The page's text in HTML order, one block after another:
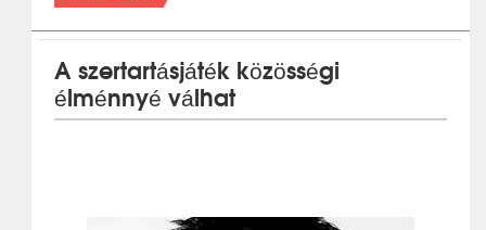
A szertartásjáték közösségi
élménnyé válhat